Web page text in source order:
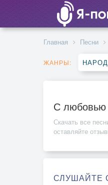
Главная Песни
ЖАНРЫ:
С любовью
Скачать все
оставляйте
СЛУШАЙТЕ